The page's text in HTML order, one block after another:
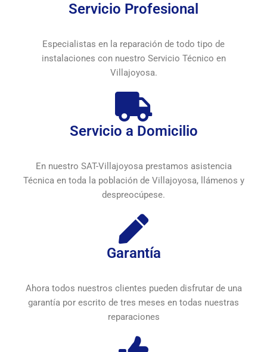
Servicio Profesional
Especialistas en la reparación de todo tipo de
instalaciones con nuestro Servicio Técnico en
Villajoyosa.
Servicio a Domicilio
En nuestro SAT-Villajoyosa prestamos asistencia
Técnica en toda la población de Villajoyosa, llámenos y
despreocúpese.
Garantía
Ahora todos nuestros clientes pueden disfrutar de una
garantía por escrito de tres meses en todas nuestras
reparaciones